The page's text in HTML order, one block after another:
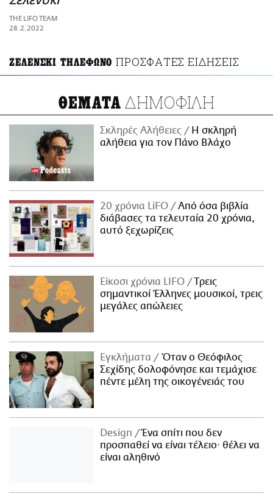
ΑΜΠΑ
PRINT
THE LIFO TEAM
28.2.2022
ΖΕΛΕΝΣΚΙ ΤΗΛΕΦΩΝΟ ΠΡΟΣΦΑΤΕΣ ΕΙΔΗΣΕΙΣ
ΘΕΜΑΤΑ ΔΗΜΟΦΙΛΗ
Σκληρές Αλήθειες
H σκληρή
αλήθεια για τον Πάνο Βλάχο
20 χρόνια LiFO
Από όσα βιβλία
διάβασες τα τελευταία 20 χρόνια,
αυτό ξεχωρίζεις
Είκοσι χρόνια LIFO
Tρεις
σημαντικοί Έλληνες μουσικοί, τρεις
μεγάλες απώλειες
Εγκλήματα
Όταν ο Θεόφιλος
Σεχίδης δολοφόνησε και τεμάχισε
πέντε μέλη της οικογένειάς του
Design
Ένα σπίτι που δεν
προσπαθεί να είναι τέλειο· θέλει να
είναι αληθινό